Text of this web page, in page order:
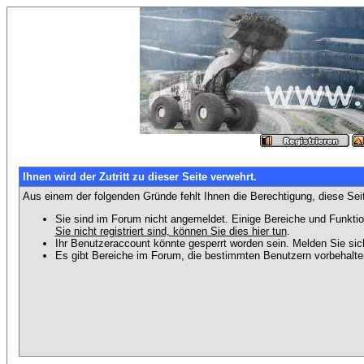
Ihnen wird der Zutritt zu dieser Seite verwehrt.
Aus einem der folgenden Gründe fehlt Ihnen die Berechtigung, diese
Sie sind im Forum nicht angemeldet. Einige Bereiche und
Sie nicht registriert sind, können Sie dies hier tun.
Ihr Benutzeraccount könnte gesperrt worden sein. Melden Sie
Es gibt Bereiche im Forum, die bestimmten Benutzern